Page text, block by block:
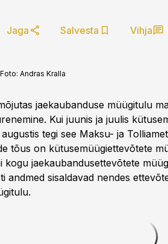
Jaga Salvesta Vihja
Foto: Andras Kralla
jaekaubanduse müügitulu
Kui juunis ja juulis
tegi see Maksu- ja
tõus on kütusemüügiettevõtete
kogu jaekaubandusettevõtete
andmed sisaldavad nendes